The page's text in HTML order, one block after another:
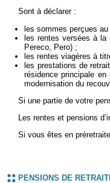
Sont à déclarer :
les sommes perçues
les rentes versées à la
Pereco, Pero) ;
les rentes viagères à
les prestations de
résidence principale
modernisation du
Si une partie de votre
Les rentes et pensions
Si vous êtes en
PENSIONS DE